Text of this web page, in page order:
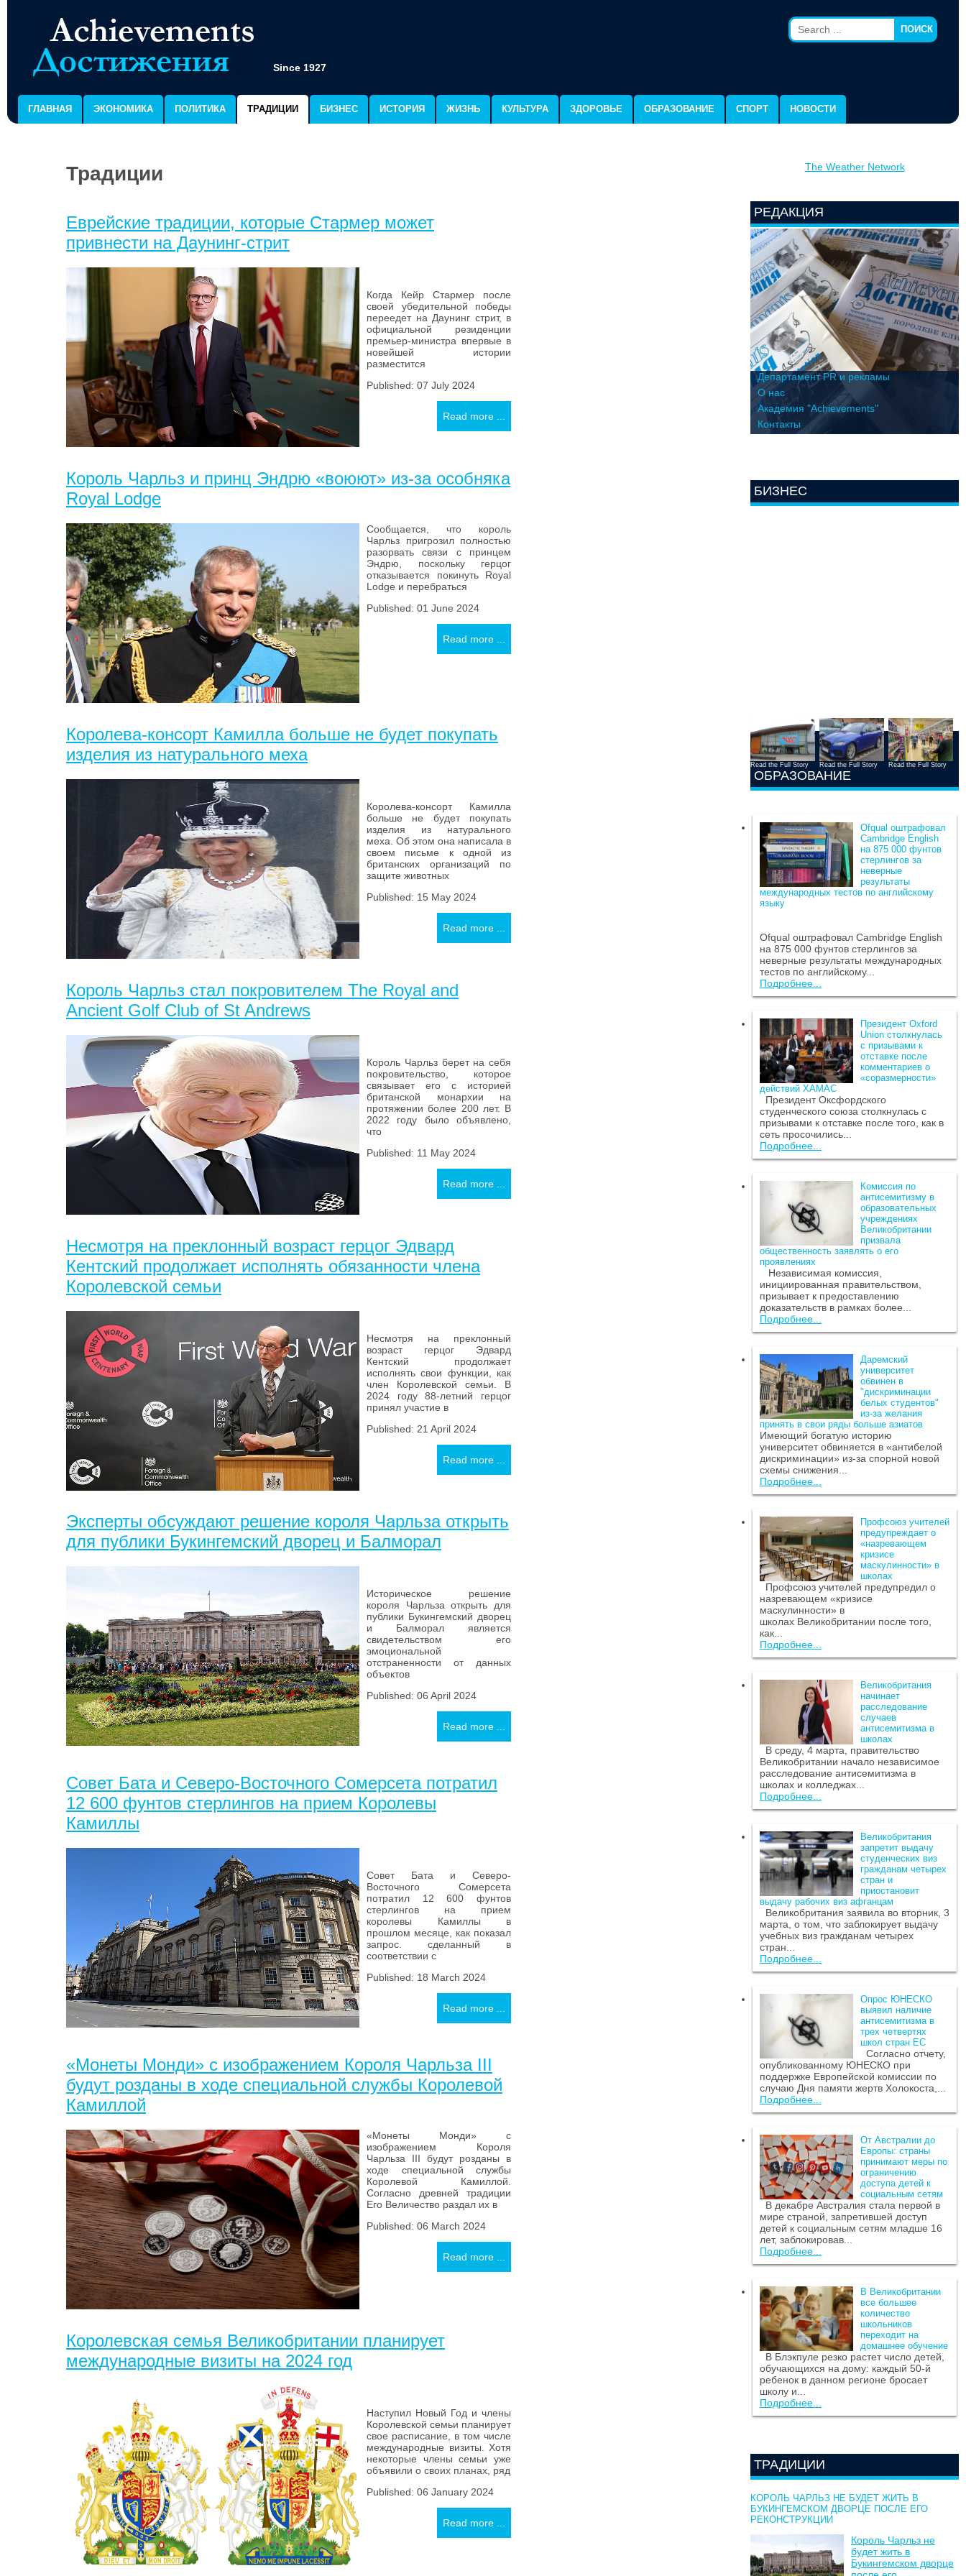
Since 1927
ПОИСК
ГЛАВНАЯ ЭКОНОМИКА ПОЛИТИКА ТРАДИЦИИ БИЗНЕС ИСТОРИЯ ЖИЗНЬ КУЛЬТУРА ЗДОРОВЬЕ ОБРАЗОВАНИЕ СПОРТ НОВОСТИ
Традиции
Еврейские традиции, которые Стармер может
привнести на Даунинг-стрит
Когда Кейр Стармер после
своей убедительной победы
переедет на Даунинг стрит, в
официальной резиденции
премьер-министра впервые в
новейшей истории
разместится
Published: 07 July 2024
Read more ...
Король Чарльз и принц Эндрю «воюют» из-за особняка
Royal Lodge
Сообщается, что король
Чарльз пригрозил полностью
разорвать связи с принцем
Эндрю, поскольку герцог
отказывается покинуть Royal
Lodge и перебраться
Published: 01 June 2024
Read more ...
Королева-консорт Камилла больше не будет покупать
изделия из натурального меха
Королева-консорт Камилла
больше не будет покупать
изделия из натурального
меха. Об этом она написала в
своем письме к одной из
британских организаций по
защите животных
Published: 15 May 2024
Read more ...
Король Чарльз стал покровителем The Royal and
Ancient Golf Club of St Andrews
Король Чарльз берет на себя
покровительство, которое
связывает его с историей
британской монархии на
протяжении более 200 лет. В
2022 году было объявлено,
что
Published: 11 May 2024
Read more ...
Несмотря на преклонный возраст герцог Эдвард
Кентский продолжает исполнять обязанности члена
Королевской семьи
Несмотря на преклонный
возраст герцог Эдвард
Кентский продолжает
исполнять свои функции, как
член Королевской семьи. В
2024 году 88-летний герцог
принял участие в
Published: 21 April 2024
Read more ...
Эксперты обсуждают решение короля Чарльза открыть
для публики Букингемский дворец и Балморал
Историческое решение
короля Чарльза открыть для
публики Букингемский дворец
и Балморал является
свидетельством его
эмоциональной
отстраненности от данных
объектов
Published: 06 April 2024
Read more ...
Совет Бата и Северо-Восточного Сомерсета потратил
12 600 фунтов стерлингов на прием Королевы
Камиллы
Совет Бата и Северо-
Восточного Сомерсета
потратил 12 600 фунтов
стерлингов на прием
королевы Камиллы в
прошлом месяце, как показал
запрос. сделанный в
соответствии с
Published: 18 March 2024
Read more ...
«Монеты Монди» с изображением Короля Чарльза III
будут розданы в ходе специальной службы Королевой
Камиллой
«Монеты Монди» с
изображением Короля
Чарльза III будут розданы в
ходе специальной службы
Королевой Камиллой.
Согласно древней традиции
Его Величество раздал их в
Published: 06 March 2024
Read more ...
Королевская семья Великобритании планирует
международные визиты на 2024 год
Наступил Новый Год и члены
Королевской семьи планирует
свое расписание, в том числе
международные визиты. Хотя
некоторые члены семьи уже
объявили о своих планах, ряд
Published: 06 January 2024
Read more ...
The Weather Network
РЕДАКЦИЯ
Департамент PR и рекламы
О нас
Академия "Achievements"
Контакты
БИЗНЕС
Read the Full Story Read the Full Story Read the Full Story
ОБРАЗОВАНИЕ
Ofqual оштрафовал
Cambridge English
на 875 000 фунтов
стерлингов за
неверные
результаты
международных тестов по английскому
языку
Ofqual оштрафовал Cambridge English
на 875 000 фунтов стерлингов за
неверные результаты международных
тестов по английскому...
Подробнее...
Президент Oxford
Union столкнулась
с призывами к
отставке после
комментариев о
«соразмерности»
действий ХАМАС
Президент Оксфордского
студенческого союза столкнулась с
призывами к отставке после того, как в
сеть просочились...
Подробнее...
Комиссия по
антисемитизму в
образовательных
учреждениях
Великобритании
призвала
общественность заявлять о его
проявлениях
Независимая комиссия,
инициированная правительством,
призывает к предоставлению
доказательств в рамках более...
Подробнее...
Даремский
университет
обвинен в
"дискриминации
белых студентов"
из-за желания
принять в свои ряды больше азиатов
Имеющий богатую историю
университет обвиняется в «антибелой
дискриминации» из-за спорной новой
схемы снижения...
Подробнее...
Профсоюз учителей
предупреждает о
«назревающем
кризисе
маскулинности» в
школах
Профсоюз учителей предупредил о
назревающем «кризисе
маскулинности» в
школах Великобритании после того,
как...
Подробнее...
Великобритания
начинает
расследование
случаев
антисемитизма в
школах
В среду, 4 марта, правительство
Великобритании начало независимое
расследование антисемитизма в
школах и колледжах...
Подробнее...
Великобритания
запретит выдачу
студенческих виз
гражданам четырех
стран и
приостановит
выдачу рабочих виз афганцам
Великобритания заявила во вторник, 3
марта, о том, что заблокирует выдачу
учебных виз гражданам четырех
стран...
Подробнее...
Опрос ЮНЕСКО
выявил наличие
антисемитизма в
трех четвертях
школ стран ЕС
Согласно отчету,
опубликованному ЮНЕСКО при
поддержке Европейской комиссии по
случаю Дня памяти жертв Холокоста,...
Подробнее...
От Австралии до
Европы: страны
принимают меры по
ограничению
доступа детей к
социальным сетям
В декабре Австралия стала первой в
мире страной, запретившей доступ
детей к социальным сетям младше 16
лет, заблокировав...
Подробнее...
В Великобритании
все большее
количество
школьников
переходит на
домашнее обучение
В Блэкпуле резко растет число детей,
обучающихся на дому: каждый 50-й
ребенок в данном регионе бросает
школу и...
Подробнее...
ТРАДИЦИИ
КОРОЛЬ ЧАРЛЬЗ НЕ БУДЕТ ЖИТЬ В
БУКИНГЕМСКОМ ДВОРЦЕ ПОСЛЕ ЕГО
РЕКОНСТРУКЦИИ
Король Чарльз не
будет жить в
Букингемском дворце